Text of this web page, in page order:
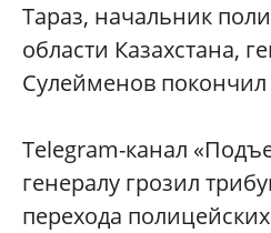
Тараз, начальник
области Казахстана,
Сулейменов покончил
Telegram-канал
генералу грозил
перехода